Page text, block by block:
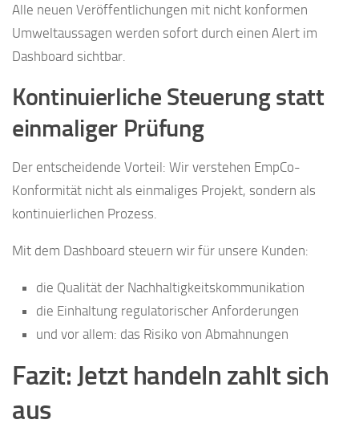
Alle neuen Veröffentlichungen mit nicht konformen
Umweltaussagen werden sofort durch einen Alert im
Dashboard sichtbar.
Kontinuierliche Steuerung statt
einmaliger Prüfung
Der entscheidende Vorteil: Wir verstehen EmpCo-
Konformität nicht als einmaliges Projekt, sondern als
kontinuierlichen Prozess.
Mit dem Dashboard steuern wir für unsere Kunden:
die Qualität der Nachhaltigkeitskommunikation
die Einhaltung regulatorischer Anforderungen
und vor allem: das Risiko von Abmahnungen
Fazit: Jetzt handeln zahlt sich
aus